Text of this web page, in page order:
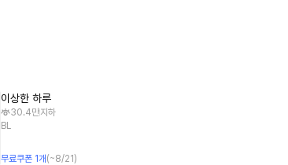
이상한 하루
30.4만지하
BL
무료쿠폰 1개 (~8/21 )